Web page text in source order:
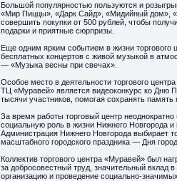
Большой популярностью пользуются и
«Мир Пиццы», «Дарк Сайд», «Мидийный дом»,
совершить покупки от 500 рублей, чтобы
подарки и приятные сюрпризы.
Еще одним ярким событием в жизни торгового
бесплатных концертов с живой музыкой в
— «Музыка весны при свечах».
Особое место в деятельности торгового
ТЦ «Муравей» является видеоконкурс ко Дню
тысячи участников, помогая сохранять
За время работы торговый центр
социальную роль в жизни Нижнего Новгорода
Администрация Нижнего Новгорода выбирает
масштабного городского праздника — Дня
Коллектив торгового центра «Муравей» был
за добросовестный труд, значительный вклад
организацию и проведение социально-